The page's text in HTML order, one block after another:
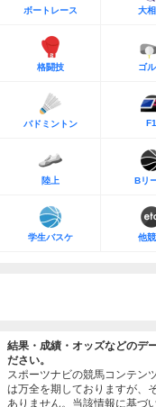
ボートレース 大
格闘技 ゴ
バドミントン F1
陸上 Bリ
学生バスケ 他
結果・成績・オッズなどのデ
ださい。
スポーツナビの競馬コンテン
は万全を期しておりますが、
ありません。当該情報に基づ